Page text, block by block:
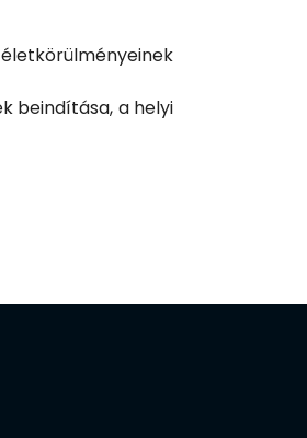
beindítása, a helyi